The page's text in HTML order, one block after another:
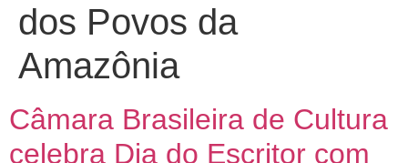
dos Povos da
Amazônia
Câmara Brasileira de Cultura
celebra Dia do Escritor com